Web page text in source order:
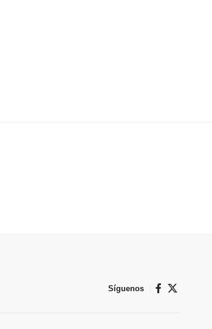
Síguenos